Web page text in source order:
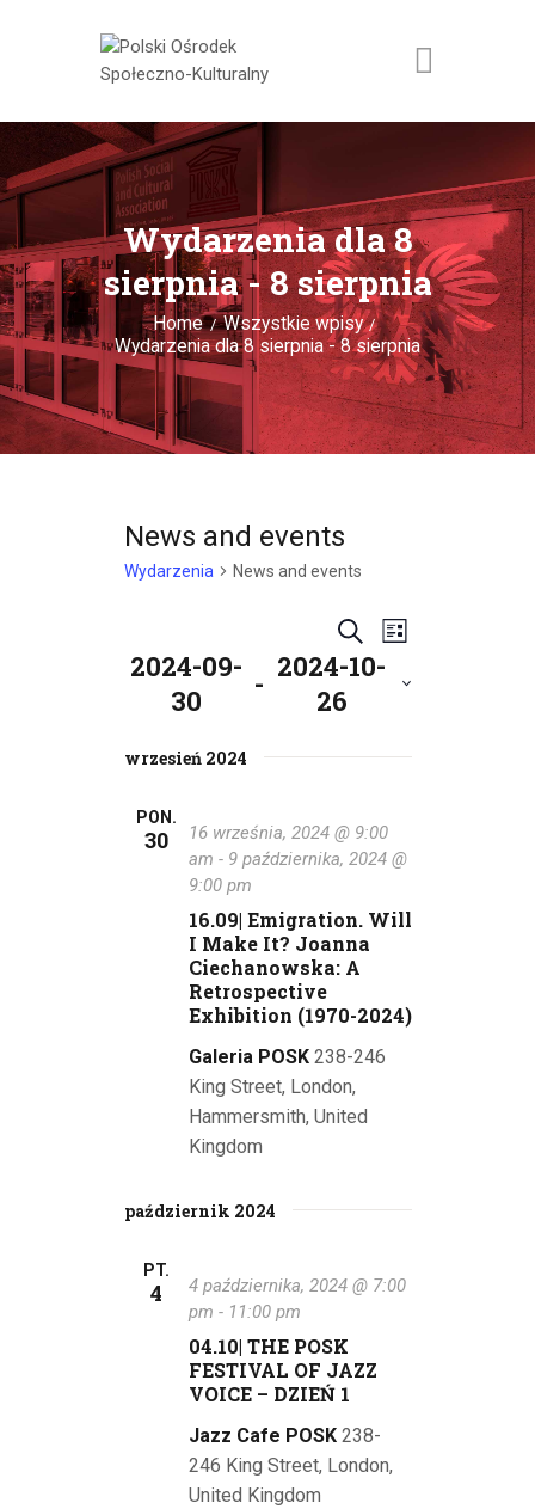
Wydarzenia dla 8
sierpnia - 8 sierpnia
Home
Wszystkie wpisy
Wydarzenia dla 8 sierpnia - 8 sierpnia
AKTUALNOŚCI
KULTURA
RADIO POSK
RESTAURACJA
O NAS
WYNAJEM
KONTAKT
News and events
Wydarzenia News and events
W
y
r
z
e
n
a
N
g
c
j
a
S
z
u
a
W
e
W
i
a
L
i
a
2024-09-
30
- 2024-10-
26
y
wrzesień 2024
PON.
30
16.09| Emigration. Will
I Make It? Joanna
Ciechanowska: A
Retrospective
Exhibition (1970-2024)
16 września, 2024 @ 9:00
am - 9 października, 2024 @
9:00 pm
Galeria POSK 238-246
King Street, London,
Hammersmith, United
Kingdom
październik 2024
PT.
4
04.10| THE POSK
FESTIVAL OF JAZZ
VOICE – DZIEŃ 1
4 października, 2024 @ 7:00
pm - 11:00 pm
Jazz Cafe POSK 238-
246 King Street, London,
United Kingdom